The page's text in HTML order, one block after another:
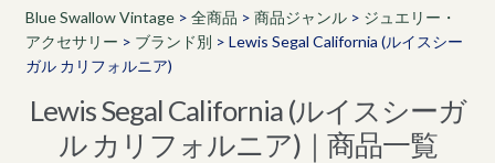
Blue Swallow Vintage> 全商品 > 商品ジャンル> ジュエリー・
アクセサリー > ブランド別 > Lewis Segal California (ルイスシー
ガル カリフォルニア)
Lewis Segal California (ルイスシーガ
ル カリフォルニア)｜商品一覧